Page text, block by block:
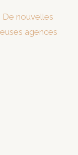
De nouvelles
agences